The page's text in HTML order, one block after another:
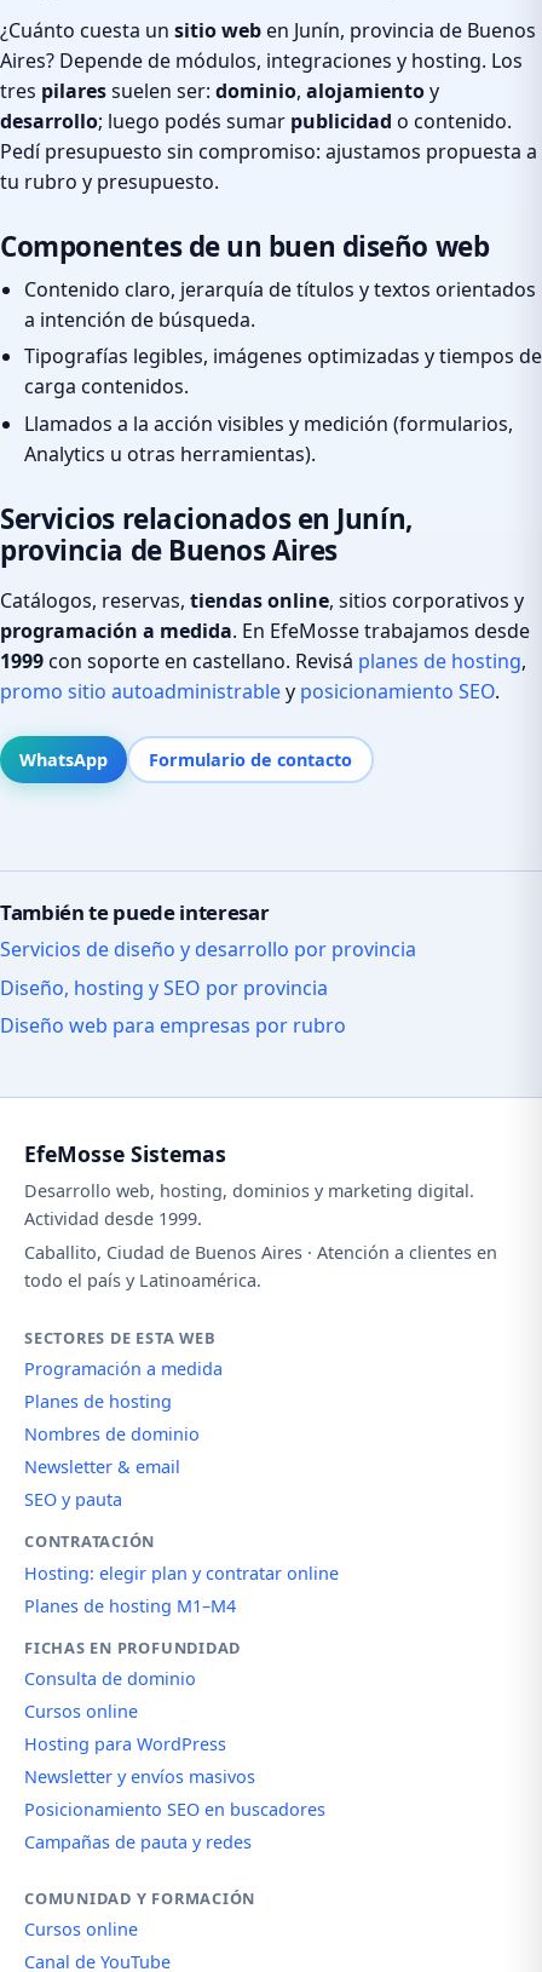
¿Cuánto cuesta un sitio weben Junín, provincia de Buenos
Aires? Depende de módulos, integraciones y hosting. Los
tres pilaressuelen ser: dominio, alojamientoy
desarrollo; luego podés sumar publicidad o contenido.
Pedí presupuesto sin compromiso: ajustamos propuesta a
tu rubro y presupuesto.
Componentes de un buen diseño web
Contenido claro, jerarquía de títulos y textos orientados
a intención de búsqueda.
Tipografías legibles, imágenes optimizadas y tiempos de
carga contenidos.
Llamados a la acción visibles y medición (formularios,
Analytics u otras herramientas).
Servicios relacionados en Junín,
provincia de Buenos Aires
Catálogos, reservas, tiendas online, sitios corporativos y
programación a medida. En EfeMosse trabajamos desde
1999con soporte en castellano. Revisá planes de hosting,
promo sitio autoadministrabley posicionamiento SEO.
WhatsApp Formulario de contacto
También te puede interesar
Servicios de diseño y desarrollo por provincia
Diseño, hosting y SEO por provincia
Diseño web para empresas por rubro
EfeMosse Sistemas
Desarrollo web, hosting, dominios y marketing digital.
Actividad desde 1999.
Caballito, Ciudad de Buenos Aires · Atención a clientes en
todo el país y Latinoamérica.
SECTORES DE ESTA WEB
Programación a medida
Planes de hosting
Nombres de dominio
Newsletter & email
SEO y pauta
CONTRATACIÓN
Hosting: elegir plan y contratar online
Planes de hosting M1–M4
FICHAS EN PROFUNDIDAD
Consulta de dominio
Cursos online
Hosting para WordPress
Newsletter y envíos masivos
Posicionamiento SEO en buscadores
Campañas de pauta y redes
COMUNIDAD Y FORMACIÓN
Cursos online
Canal de YouTube